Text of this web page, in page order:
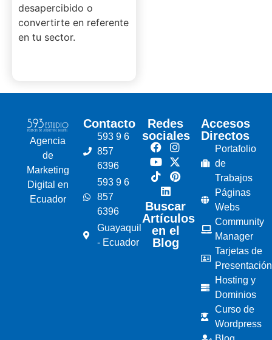
desapercibido o
convertirte en referente
en tu sector.
Agencia
de
Marketing
Digital en
Ecuador
Contacto
593 9 6
857
6396
593 9 6
857
6396
Guayaquil
- Ecuador
Redes
sociales
Buscar
Artículos
en el
Blog
Accesos
Directos
Portafolio
de
Trabajos
Páginas
Webs
Community
Manager
Tarjetas de
Presentación
Hosting y
Dominios
Curso de
Wordpress